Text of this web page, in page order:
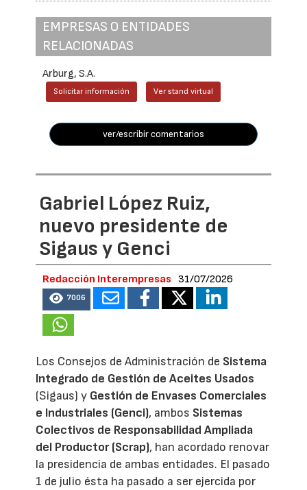
EMPRESAS O ENTIDADES
RELACIONADAS
Arburg, S.A.
Solicitar información Ver stand virtual
ver/escribir comentarios
Gabriel López Ruiz,
nuevo presidente de
Sigaus y Genci
Redacción Interempresas 31/07/2026
7006
Los Consejos de Administración de Sistema
Integrado de Gestión de Aceites Usados
(Sigaus) y Gestión de Envases Comerciales
e Industriales (Genci), ambos Sistemas
Colectivos de Responsabilidad Ampliada
del Productor (Scrap), han acordado renovar
la presidencia de ambas entidades. El pasado
1 de julio ésta ha pasado a ser ejercida por